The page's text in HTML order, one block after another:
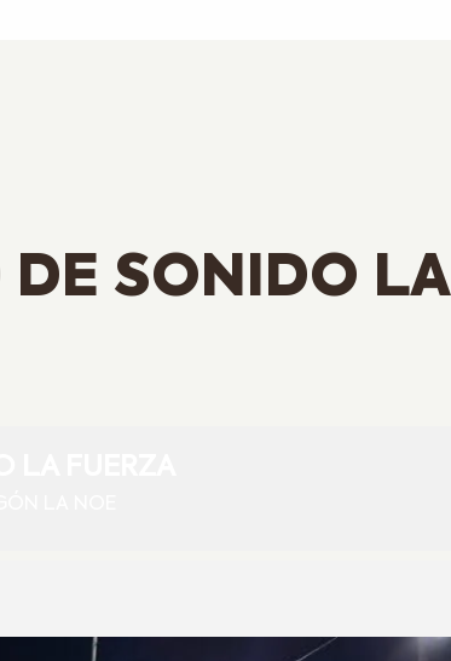
SONIDO LA